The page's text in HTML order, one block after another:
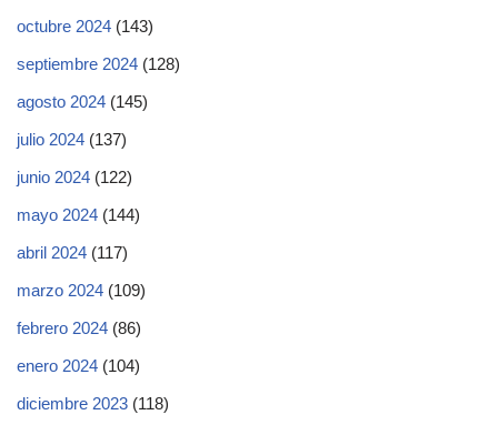
octubre 2024 (143)
septiembre 2024 (128)
agosto 2024 (145)
julio 2024 (137)
junio 2024 (122)
mayo 2024 (144)
abril 2024 (117)
marzo 2024 (109)
febrero 2024 (86)
enero 2024 (104)
diciembre 2023 (118)